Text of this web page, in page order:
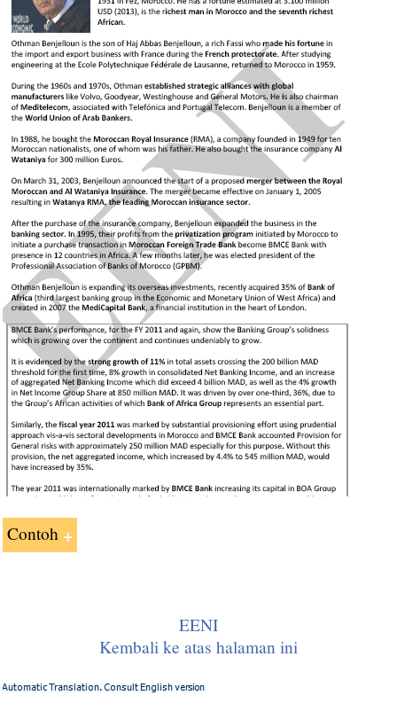
Contoh
EENI
Kembali ke atas halaman ini